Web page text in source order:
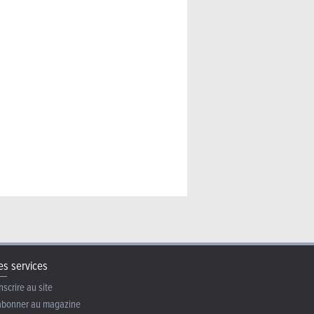
services
au site
au magazine